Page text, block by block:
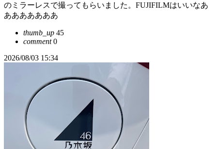
のミラーレスで撮ってもらいました。FUJIFILMはいいなあ
あああああああ
thumb_up 45
comment0
2026/08/03 15:34